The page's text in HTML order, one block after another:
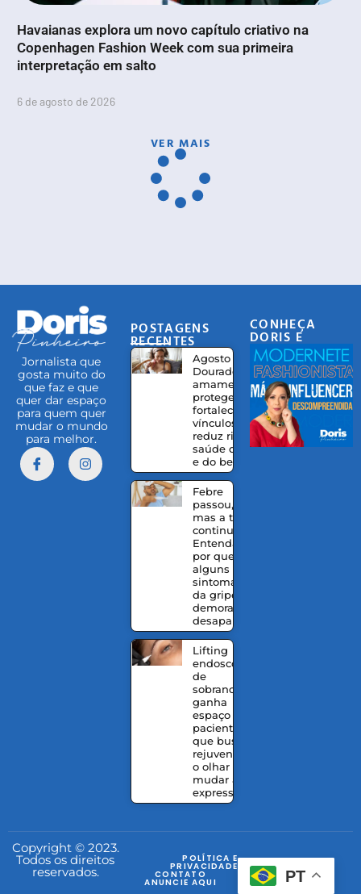
Havaianas explora um novo capítulo criativo na
Copenhagen Fashion Week com sua primeira
interpretação em salto
6 de agosto de 2026
VER MAIS
Jornalista que
gosta muito do
que faz e que
quer dar espaço
para quem quer
mudar o mundo
para melhor.
POSTAGENS
RECENTES
Agosto
Dourado:
amamentação
protege,
fortalece
vínculos e
reduz riscos à
saúde da mãe
e do bebê
Febre
passou,
mas a tosse
continua?
Entenda
por que
alguns
sintomas
da gripe
demoram a
desaparecer
Lifting
endoscópico
de
sobrancelhas
ganha
espaço entre
pacientes
que buscam
rejuvenescer
o olhar sem
mudar a
expressão
CONHEÇA
DORIS E
EQUIPE
Copyright © 2023.
Todos os direitos
reservados.
POLÍTICA E
PRIVACIDADE
CONTATO
ANUNCIE AQUI PT